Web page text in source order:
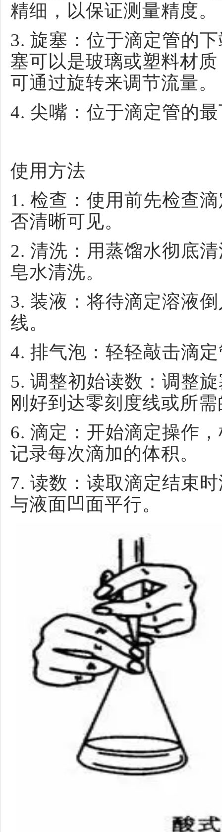
精细，以保证测量精度。
3. 旋塞：位于滴定管的
塞可以是玻璃或塑料材
可通过旋转来调节流量。
4. 尖嘴：位于滴定管的
使用方法
1. 检查：使用前先检查
否清晰可见。
2. 清洗：用蒸馏水彻底
皂水清洗。
3. 装液：将待滴定溶液
线。
4. 排气泡：轻轻敲击滴
5. 调整初始读数：调整
刚好到达零刻度线或所
6. 滴定：开始滴定操作
记录每次滴加的体积。
7. 读数：读取滴定结束
与液面凹面平行。